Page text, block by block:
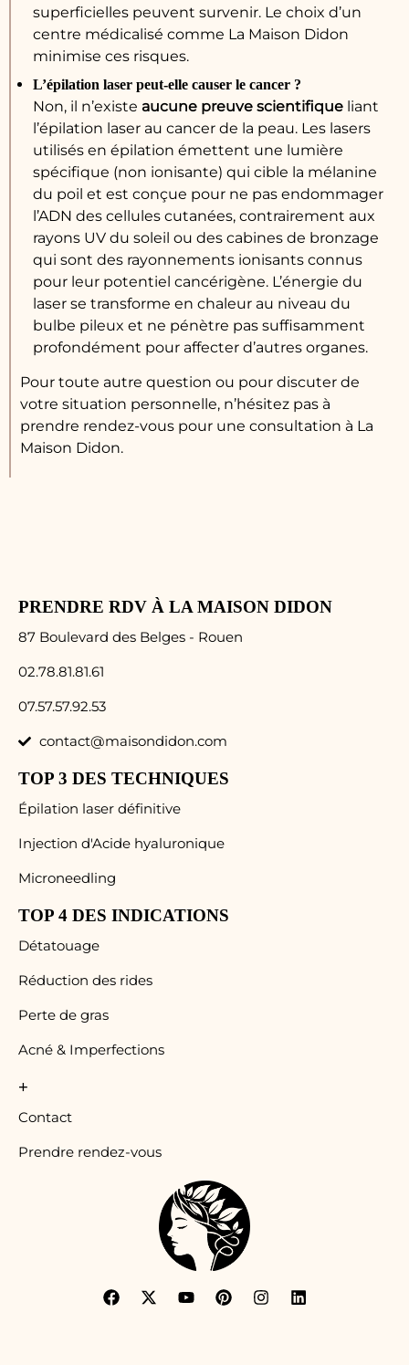
superficielles peuvent survenir. Le choix d’un
centre médicalisé comme La Maison Didon
minimise ces risques.
L’épilation laser peut-elle causer le cancer ?
Non, il n’existe aucune preuve scientifiqueliant
l’épilation laser au cancer de la peau. Les lasers
utilisés en épilation émettent une lumière
spécifique (non ionisante) qui cible la mélanine
du poil et est conçue pour ne pas endommager
l’ADN des cellules cutanées, contrairement aux
rayons UV du soleil ou des cabines de bronzage
qui sont des rayonnements ionisants connus
pour leur potentiel cancérigène. L’énergie du
laser se transforme en chaleur au niveau du
bulbe pileux et ne pénètre pas suffisamment
profondément pour affecter d’autres organes.
Pour toute autre question ou pour discuter de
votre situation personnelle, n’hésitez pas à
prendre rendez-vous pour une consultation à La
Maison Didon.
PRENDRE RDV À LA MAISON DIDON
87 Boulevard des Belges - Rouen
02.78.81.81.61
07.57.57.92.53
contact@maisondidon.com
TOP 3 DES TECHNIQUES
Épilation laser définitive
Injection d'Acide hyaluronique
Microneedling
TOP 4 DES INDICATIONS
Détatouage
Réduction des rides
Perte de gras
Acné & Imperfections
+
Contact
Prendre rendez-vous
F
a
X
Y
P
i
I
L